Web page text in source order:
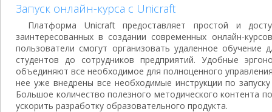
Запуск онлайн-курса с Unicraft
Платформа Unicraft предоставляет простой и
заинтересованных в создании современных онлайн-
пользователи смогут организовать удаленное
студентов до сотрудников предприятий. Удобные
объединяют все необходимое для полноценного
нее уже внедрены все необходимые инструкции по
Большое количество полезного методического контента
ускорить разработку образовательного продукта.